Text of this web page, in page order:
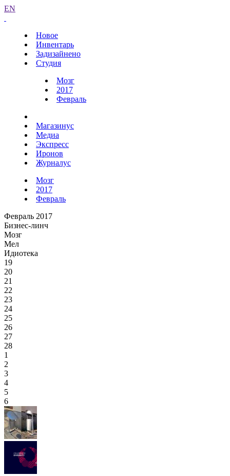
EN
Новое
Инвентарь
Задизайнено
Студия
Мозг
2017
Февраль
Магазинус
Медиа
Экспресс
Иронов
Журналус
Мозг
2017
Февраль
Февраль 2017
Бизнес-линч
Мозг
Мел
Идиотека
19
20
21
22
23
24
25
26
27
28
1
2
3
4
5
6